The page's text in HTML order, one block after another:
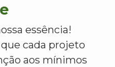
essência!
cada projeto
aos mínimos